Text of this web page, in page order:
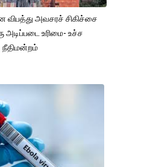
விபத்து அவசரச் சிகிச்சை
அடிப்படை உரிமை- உச்ச
நீதிமன்றம்